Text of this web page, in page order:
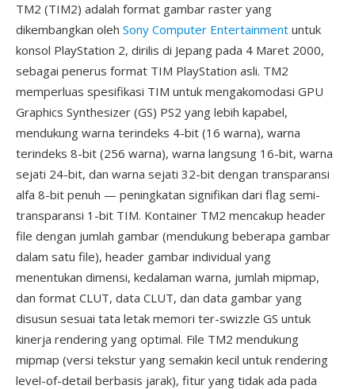
TM2 (TIM2) adalah format gambar raster yang
dikembangkan oleh Sony Computer Entertainment untuk
konsol PlayStation 2, dirilis di Jepang pada 4 Maret 2000,
sebagai penerus format TIM PlayStation asli. TM2
memperluas spesifikasi TIM untuk mengakomodasi GPU
Graphics Synthesizer (GS) PS2 yang lebih kapabel,
mendukung warna terindeks 4-bit (16 warna), warna
terindeks 8-bit (256 warna), warna langsung 16-bit, warna
sejati 24-bit, dan warna sejati 32-bit dengan transparansi
alfa 8-bit penuh — peningkatan signifikan dari flag semi-
transparansi 1-bit TIM. Kontainer TM2 mencakup header
file dengan jumlah gambar (mendukung beberapa gambar
dalam satu file), header gambar individual yang
menentukan dimensi, kedalaman warna, jumlah mipmap,
dan format CLUT, data CLUT, dan data gambar yang
disusun sesuai tata letak memori ter-swizzle GS untuk
kinerja rendering yang optimal. File TM2 mendukung
mipmap (versi tekstur yang semakin kecil untuk rendering
level-of-detail berbasis jarak), fitur yang tidak ada pada